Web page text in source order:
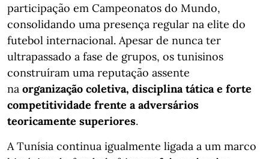
participação em Campeonatos do Mundo,
consolidando uma presença regular na elite do
futebol internacional. Apesar de nunca ter
ultrapassado a fase de grupos, os tunisinos
construíram uma reputação assente
na organização coletiva, disciplina tática e forte
competitividade frente a adversários
teoricamente superiores.
A Tunísia continua igualmente ligada a um marco